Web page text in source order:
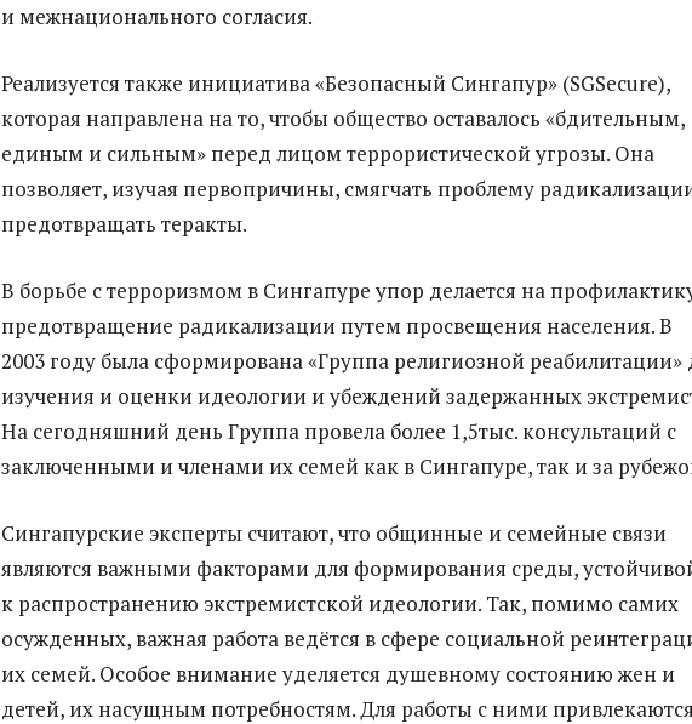
и межнационального согласия.
Реализуется также инициатива «Безопасный Сингапур» (SGSecure),
которая направлена на то, чтобы общество оставалось «бдительным,
единым и сильным» перед лицом террористической угрозы. Она
позволяет, изучая первопричины, смягчать проблему
предотвращать теракты.
В борьбе с терроризмом в Сингапуре упор делается на
предотвращение радикализации путем просвещения населения. В
2003 году была сформирована «Группа религиозной реабилитации»
изучения и оценки идеологии и убеждений задержанных
На сегодняшний день Группа провела более 1,5тыс. консультаций с
заключенными и членами их семей как в Сингапуре, так и за
Сингапурские эксперты считают, что общинные и семейные связи
являются важными факторами для формирования среды,
к распространению экстремистской идеологии. Так, помимо самих
осужденных, важная работа ведётся в сфере социальной
их семей. Особое внимание уделяется душевному состоянию жен и
детей, их насущным потребностям. Для работы с ними привлекаются